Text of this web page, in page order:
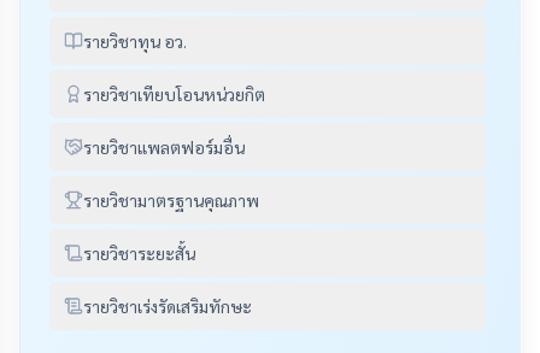
รายวิชาทุน อว.
รายวิชาเทียบโอนหน่วยกิต
รายวิชาแพลตฟอร์มอื่น
รายวิชามาตรฐานคุณภาพ
รายวิชาระยะสั้น
รายวิชาเร่งรัดเสริมทักษะ